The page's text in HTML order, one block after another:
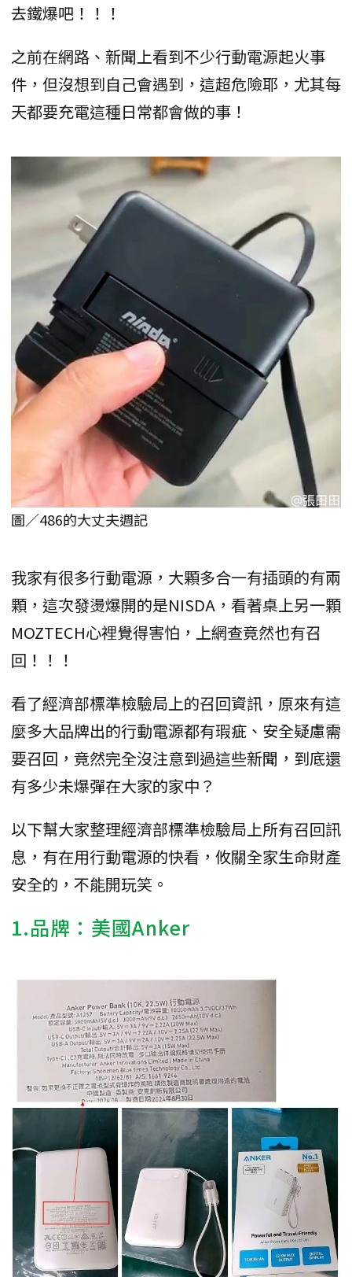
去鐵爆吧！！！
之前在網路、新聞上看到不少行動電源起火事
件，但沒想到自己會遇到，這超危險耶，尤其每
天都要充電這種日常都會做的事！
圖／486的大丈夫週記
我家有很多行動電源，大顆多合一有插頭的有兩
顆，這次發燙爆開的是NISDA，看著桌上另一顆
MOZTECH心裡覺得害怕，上網查竟然也有召
回！！！
看了經濟部標準檢驗局上的召回資訊，原來有這
麼多大品牌出的行動電源都有瑕疵、安全疑慮需
要召回，竟然完全沒注意到過這些新聞，到底還
有多少未爆彈在大家的家中？
以下幫大家整理經濟部標準檢驗局上所有召回訊
息，有在用行動電源的快看，攸關全家生命財產
安全的，不能開玩笑。
1.品牌：美國Anker